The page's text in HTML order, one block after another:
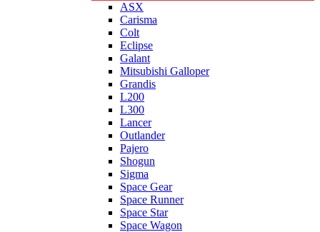
ASX
Carisma
Colt
Eclipse
Galant
Mitsubishi Galloper
Grandis
L200
L300
Lancer
Outlander
Pajero
Shogun
Sigma
Space Gear
Space Runner
Space Star
Space Wagon